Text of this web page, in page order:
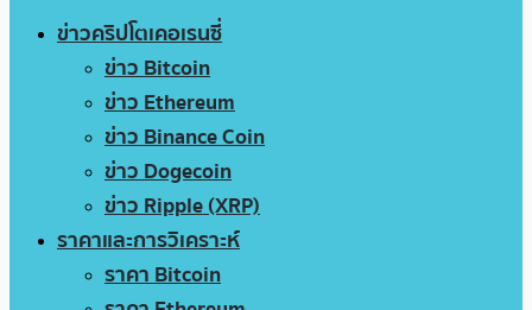
ข่าวคริปโตเคอเรนซี่
ข่าว Bitcoin
ข่าว Ethereum
ข่าว Binance Coin
ข่าว Dogecoin
ข่าว Ripple (XRP)
ราคาและการวิเคราะห์
ราคา Bitcoin